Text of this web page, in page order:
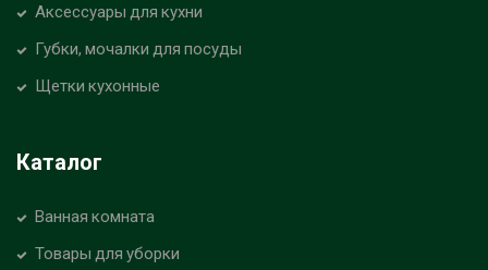
Аксессуары для кухни
Губки, мочалки для посуды
Щетки кухонные
Каталог
Ванная комната
Товары для уборки